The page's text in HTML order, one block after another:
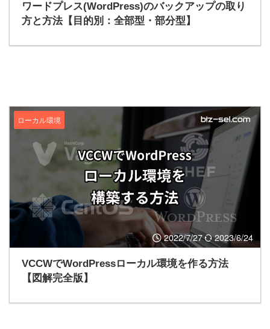
ワードプレス(WordPress)のバックアップの取り
方と方法【目的別：全部型・部分型】
2022/7/27 2023/6/24
ローカル環境
VCCWでWordPressローカル環境を作る方法
【図解完全版】